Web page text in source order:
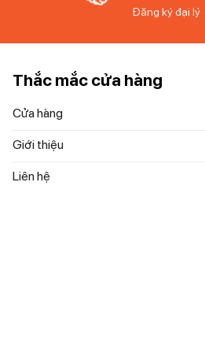
mà
chỉ
Đăng ký đại lý
Thắc mắc cửa hàng
Cửa hàng
Giới thiệu
Liên hệ